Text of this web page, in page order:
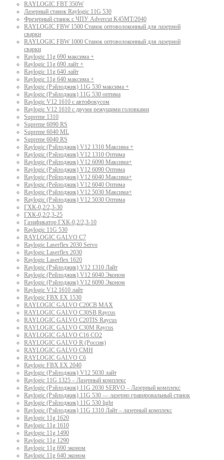
RAYLOGIC FBT 350W
Лазерный станок Raylogic 11G 530
Фрезерный станок с ЧПУ Advercut K45MT/2040
RAYLOGIC FBW 1500 Станок оптоволоконный для лазерной
сварки
RAYLOGIC FBW 1000 Станок оптоволоконный для лазерной
сварки
Raylogic 11g 690 максима +
Raylogic 11g 690 лайт +
Raylogic 11g 640 лайт
Raylogic 11g 640 максима +
Raylogic (Рэйлоджик) 11G 530 максима +
Raylogic (Рэйлоджик) 11G 530 оптима
Raylogic V12 1610 с автофокусом
Raylogic V12 1610 с двумя режущими головками
Supreme 1310
Supreme 6090 RS
Supreme 6040 ML
Supreme 6040 RS
Raylogic (Рэйлоджик) V12 1310 Максима +
Raylogic (Рэйлоджик) V12 1310 Оптима
Raylogic (Рэйлоджик) V12 6090 Максима+
Raylogic (Рэйлоджик) V12 6090 Оптима
Raylogic (Рейлоджик) V12 6040 Максима+
Raylogic (Рейлоджик) V12 6040 Оптима
Raylogic (Рэйлоджик) V12 5030 Максима+
Raylogic (Рэйлоджик) V12 5030 Оптима
ГХК-0,2/2,3-30
ГХК-0,2/2,3-25
Газификатор ГХК-0,2/2,3-10
Raylogic 11G 530
RAYLOGIC GALVO С7
Raylogic Laserflex 2030 Servo
Raylogic Laserflex 2030
Raylogic Laserflex 1620
Raylogic (Рэйлоджик) V12 1310 Лайт
Raylogic (Рейлоджик) V12 6040 Эконом
Raylogic (Рэйлоджик) V12 6090 Эконом
Raylogic V12 1610 лайт
Raylogic FBX EX 1530
RAYLOGIC GALVO С20CB MAX
RAYLOGIC GALVO С30SB Raycus
RAYLOGIC GALVO C20TIS Raycus
RAYLOGIC GALVO С30M Raycus
RAYLOGIC GALVO С16 CO2
RAYLOGIC GALVO R (Россия)
RAYLOGIC GALVO CMH
RAYLOGIC GALVO С6
Raylogic FBX EX 2040
Raylogic (Рэйлоджик) V12 5030 лайт
Raylogic 11G 1325 – Лазерный комплекс
Raylogic (Рэйлоджик) 11G 2030 SERVO – Лазерный комплекс
Raylogic (Рэйлоджик) 11G 530 — лазерно гравировальный станок
Raylogic (Рэйлоджик) 11G 530 light
Raylogic (Рэйлоджик) 11G 1310 Лайт – лазерный комплекс
Raylogic 11g 1620
Raylogic 11g 1610
Raylogic 11g 1490
Raylogic 11g 1290
Raylogic 11g 690 эконом
Raylogic 11g 640 эконом